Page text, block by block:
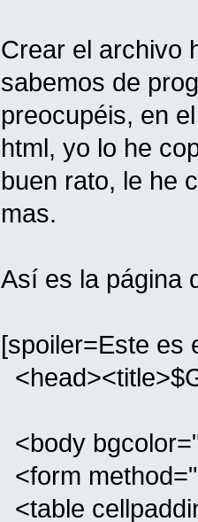
Crear el archivo
sabemos de
preocupéis, en
html, yo lo he
buen rato, le he
mas.
Así es la página
[spoiler=Este es
<body
<form
<table